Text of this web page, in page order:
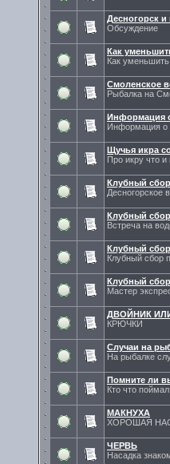
Деснoгорск и
Обсуждение
Как
Как
Смоленское
Рыбалка на
Информация
Информация о
Щучья икра
Про икру что и
Клубный
Десногорское
Клубный
Встреча на
Клубный
Клубный сбор
Клубный
Мастер
ДВОЙНИК
КРЮЧКИ
Случаи на
На рыбалке
Помните ли
Кто что
МАКНУХА
ХОРОШАЯ
ЧЕРВЬ
Насадка